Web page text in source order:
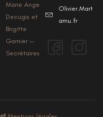
Marie Ange
Decugis et
Brigitte
Garnier —
Secrétaires
amu.fr